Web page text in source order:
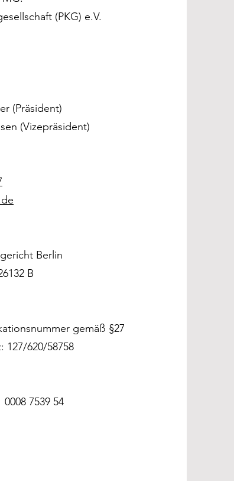
(PKG) e.V.
(Präsident)
(Vizepräsident)
Berlin
B
gemäß §27
127/620/58758
0008 7539 54